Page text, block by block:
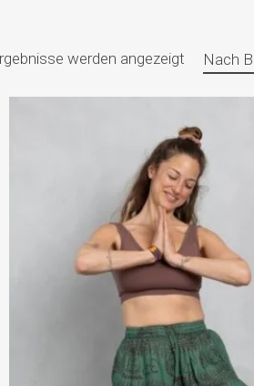
Nach
werden angezeigt Nach
Beliebtheit
sortiert